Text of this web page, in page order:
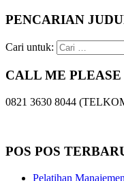
PENCARIAN
Cari untuk:
CALL ME PLEASE
0821 3630 8044
POS POS
Pelatihan